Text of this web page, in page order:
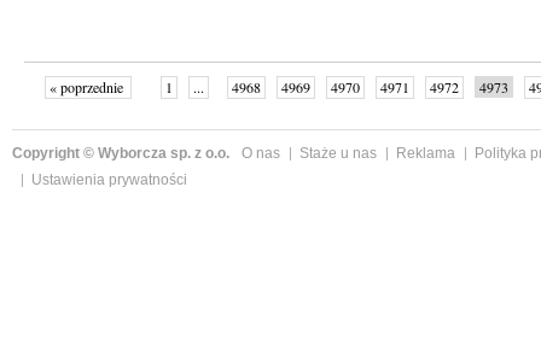
« poprzednie 1 ... 4968 4969 4970 4971 4972 4973
Copyright © Wyborcza sp. z o.o. O nas Staże u nas Reklama
Polityka
Ustawienia prywatności